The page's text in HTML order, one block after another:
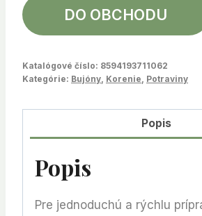
DO OBCHODU
Katalógové číslo: 8594193711062
Kategórie: Bujóny Korenie Potraviny
Popis
Popis
Pre jednoduchú a rýchlu